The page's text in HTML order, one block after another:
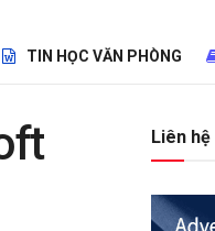
TIN HỌC VĂN PHÒNG
Liên hệ